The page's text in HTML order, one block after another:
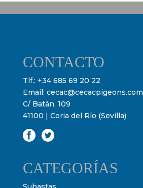
CONTACTO
Tlf.: +34 685 69 20 22
Email: cecac@cecacpigeons.com
C/ Batán, 109
41100 | Coria del Río (Sevilla)
CATEGORÍAS